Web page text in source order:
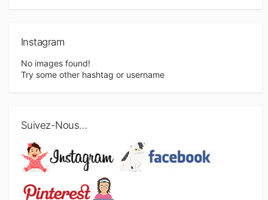
Instagram
No images found!
Try some other hashtag or username
Suivez-Nous…